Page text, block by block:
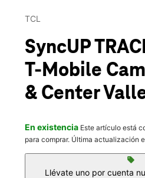
Jue.:
6710 Camden Blvd Fountain,
TCL
SyncUP
T-Mobile
& Center
En existencia Este artículo está
para comprar. Última actualización
sell
Llévate uno por cuenta